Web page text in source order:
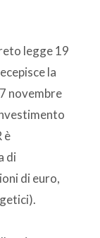
legge 19
la
novembre
è
di
di euro,